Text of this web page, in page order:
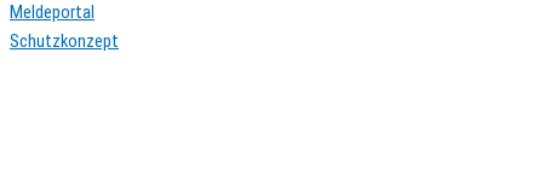
Meldeportal
Schutzkonzept